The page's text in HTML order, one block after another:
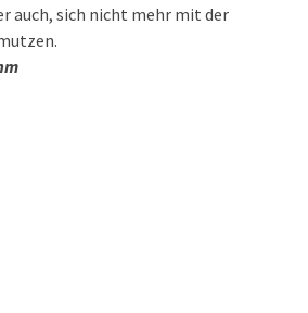
auch, sich nicht mehr mit der